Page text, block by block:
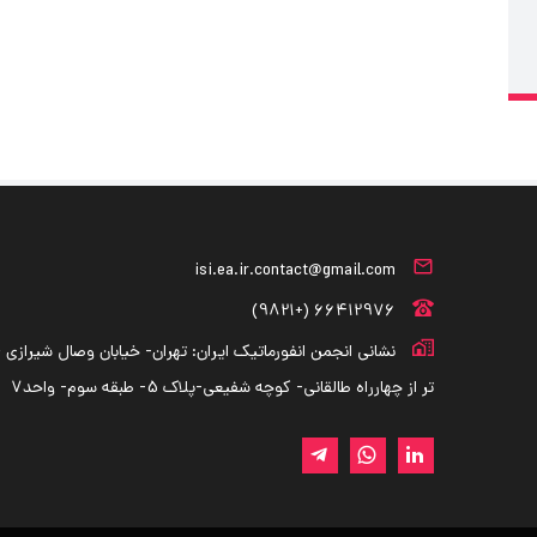
isi.ea.ir.contact@gmail.com
66412976 (+9821)
نشانی انجمن انفورماتیک ایران: تهران- خیابان وصال
تر از چهارراه طالقانی- کوچه شفیعی-پلاک 5- طبقه سوم- واحد7